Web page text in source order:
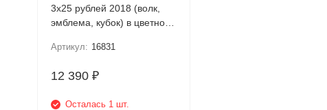
3х25 рублей 2018 (волк,
эмблема, кубок) в цветном
Артикул: 16831
12 390 ₽
Осталась 1 шт.